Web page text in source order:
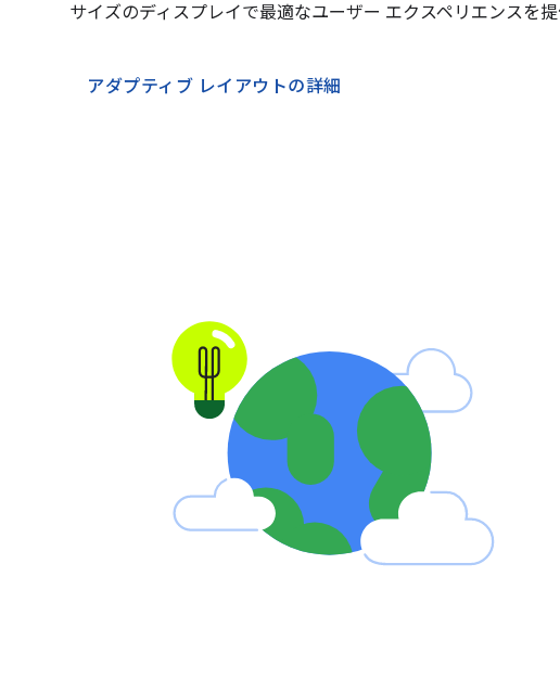
サイズのディスプレイで最適なユーザー エクスペリエンスを提
アダプティブ レイアウトの詳細